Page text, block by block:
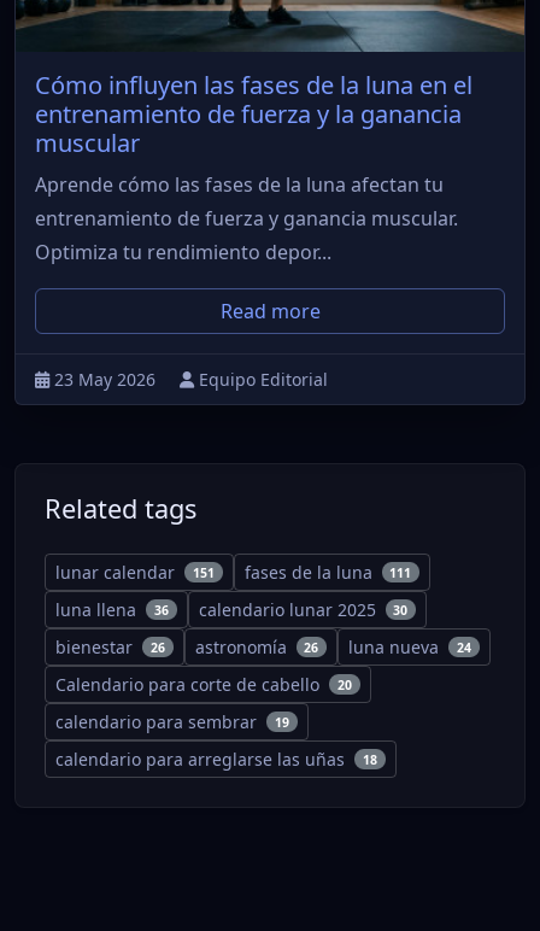
Cómo influyen las fases de la luna en el
entrenamiento de fuerza y la ganancia
muscular
Aprende cómo las fases de la luna afectan tu
entrenamiento de fuerza y ganancia muscular.
Optimiza tu rendimiento depor...
Read more
23 May 2026 Equipo Editorial
Related tags
lunar calendar 151 fases de la luna 111
luna llena 36 calendario lunar 2025 30
bienestar 26 astronomía 26 luna nueva 24
Calendario para corte de cabello 20
calendario para sembrar 19
calendario para arreglarse las uñas 18